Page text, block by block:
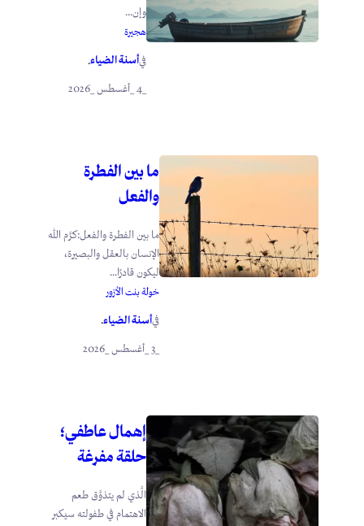
وإن...
هجيرة
فيأسنة الضياء.
_4 _أغسطس _2026
ما بين الفطرة
والفعل
ما بين الفطرة والفعل:كرَّم الله
الإنسان بالعقل والبصيرة،
ليكون قادرًا...
خولة بنت الأزور
فيأسنة الضياء.
إهمال عاطفي؛
حلقة مفرغة
الَّذي لم يتذوَّق طعم
الاهتمام في طفولته سيكبر